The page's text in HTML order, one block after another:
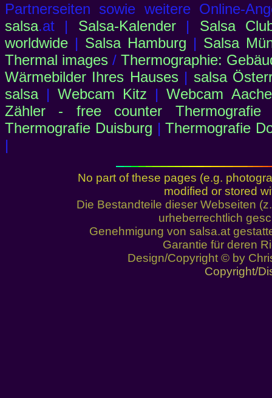
Partnerseiten sowie weitere Online-
salsa.at | Salsa-Kalender| Salsa
worldwide | Salsa Hamburg | Salsa
Thermal images / Thermographie:
Wärmebilder Ihres Hauses| salsa
salsa|Webcam Kitz |Webcam
Zähler - free counter Thermografie
Thermografie Duisburg |Thermografie
|
No part of these pages (e.g.
modified or stored
Die Bestandteile dieser Webseiten
urheberrechtlich
Genehmigung von salsa.at
Garantie für deren
Design/Copyright © by
Copyright/